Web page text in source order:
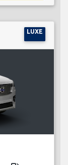
LUXE